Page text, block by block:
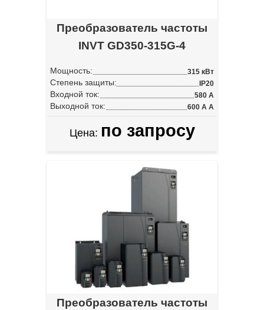
Преобразователь частоты
INVT GD350-315G-4
Мощность: 315 кВт
Степень защиты: IP20
Входной ток: 580 А
Выходной ток: 600 А А
Цена: по запросу
Преобразователь частоты